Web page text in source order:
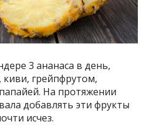
3 ананаса в день,
киви, грейпфрутом,
На протяжении
добавлять эти фрукты
исчез.